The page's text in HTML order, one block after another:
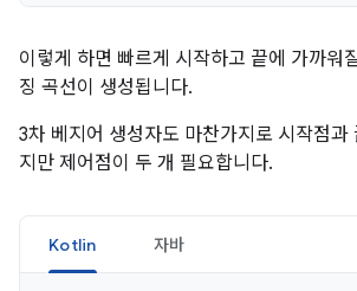
이렇게 하면 빠르게 시작하고 끝에 가까워
징 곡선이 생성됩니다.
3차 베지어 생성자도 마찬가지로 시작점과
지만 제어점이 두 개 필요합니다.
Kotlin 자바